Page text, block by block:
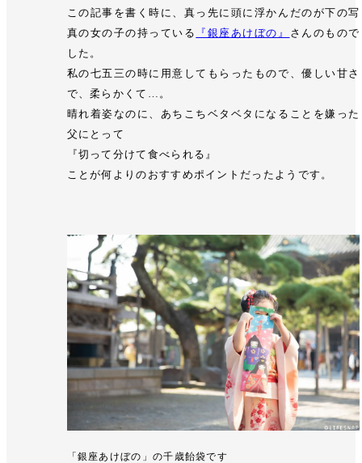
この記事を書く時に、真っ先に頭に浮かんだのが下の写
真の女の子の持っている
『銀座あけぼの』 さんのもので
した。
私の七五三の時に用意してもらったもので、優しい甘さ
で、柔らかくて…。
晴れ着姿なのに、あちこちベタベタになることを嫌った
父にとって
『切って分けて食べられる』
ことが何よりのおすすめポイントだったようです。
「銀座あけぼの」の千歳飴袋です